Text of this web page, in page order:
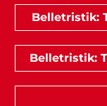
Belletristik:
Belletristik: